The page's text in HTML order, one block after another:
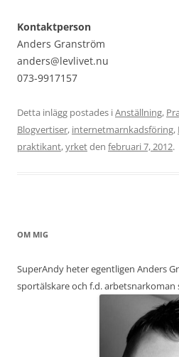
Kontaktperson
Anders Granström
anders@levlivet.nu
073-9917157
Detta inlägg postades iAnställning,
Blogvertiser, internetmarnkadsföring,
praktikant,yrketden februari 7, 2012.
OM MIG
SuperAndy heter egentligen Anders
sportälskare och f.d.